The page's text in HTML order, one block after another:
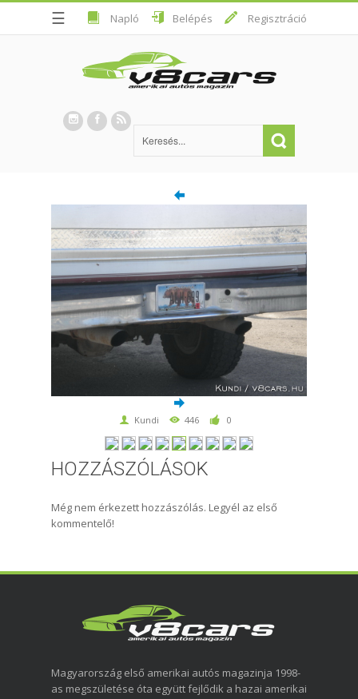
☰ Napló Belépés Regisztráció
Kundi 446 0
HOZZÁSZÓLÁSOK
Még nem érkezett hozzászólás. Legyél az első
kommentelő!
Magyarország első amerikai autós magazinja 1998-
as megszületése óta együtt fejlődik a hazai amerikai